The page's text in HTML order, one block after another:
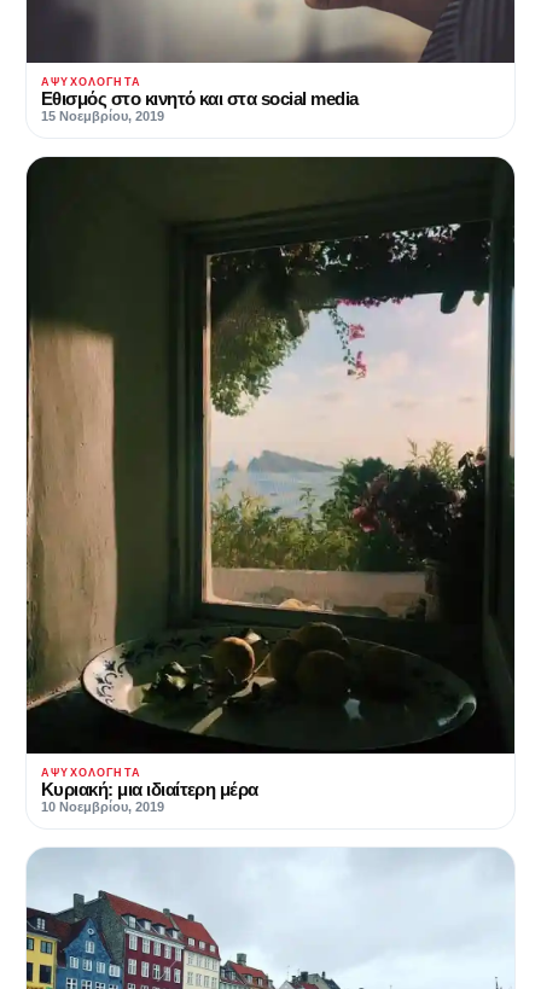
ΑΨΥΧΟΛΌΓΗΤΑ
Εθισμός στο κινητό και στα social media
15 Νοεμβρίου, 2019
ΑΨΥΧΟΛΌΓΗΤΑ
Κυριακή: μια ιδιαίτερη μέρα
10 Νοεμβρίου, 2019